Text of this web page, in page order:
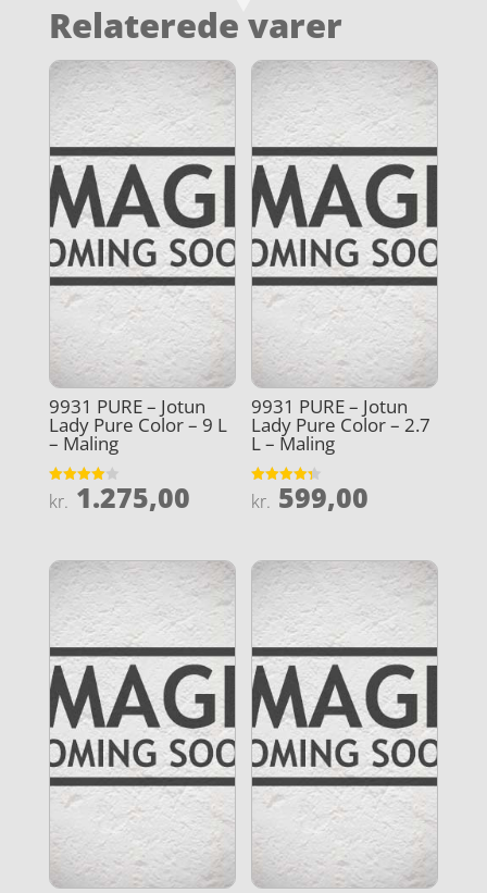
Relaterede varer
9931 PURE – Jotun
Lady Pure Color – 9 L
– Maling
Vurderet
4
kr. 1.275,00
9931 PURE – Jotun
Lady Pure Color – 2.7
L – Maling
Vurderet
4.3
kr. 599,00